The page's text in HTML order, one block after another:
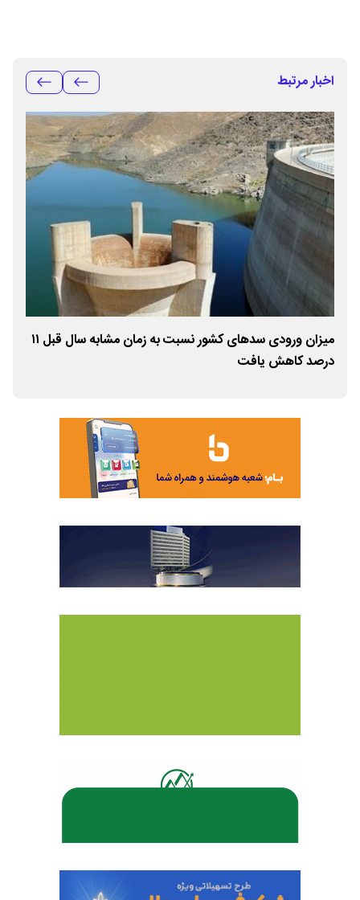
اخبار مرتبط
میزان ورودی سد‌های کشور نسبت به زمان مشابه سال قبل ۱۱
درصد کاهش یافت